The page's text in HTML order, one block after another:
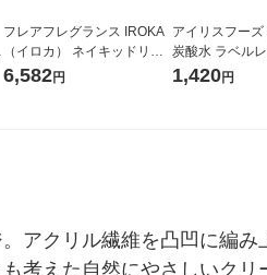
フレアフレグランス IROKA
（イロカ） ネイキッドリリ
ーの香り 柔軟剤 詰め替え 超
特大 1200ml 1セット（5個
6,582円
アイリスフー
炭酸水 ラベル
箱（24本入）
1,420円
アクリル繊維を凸凹に編
考えた自然にやさしいク